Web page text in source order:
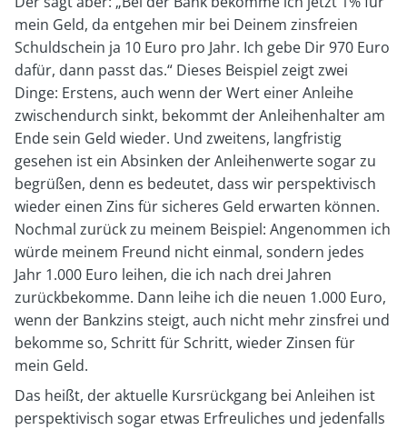
mein Geld, da entgehen mir bei Deinem zinsfreien
Schuldschein ja 10 Euro pro Jahr. Ich gebe Dir 970 Euro
dafür, dann passt das.“ Dieses Beispiel zeigt zwei
Dinge: Erstens, auch wenn der Wert einer Anleihe
zwischendurch sinkt, bekommt der Anleihenhalter am
Ende sein Geld wieder. Und zweitens, langfristig
gesehen ist ein Absinken der Anleihenwerte sogar zu
begrüßen, denn es bedeutet, dass wir perspektivisch
wieder einen Zins für sicheres Geld erwarten können.
Nochmal zurück zu meinem Beispiel: Angenommen ich
würde meinem Freund nicht einmal, sondern jedes
Jahr 1.000 Euro leihen, die ich nach drei Jahren
zurückbekomme. Dann leihe ich die neuen 1.000 Euro,
wenn der Bankzins steigt, auch nicht mehr zinsfrei und
bekomme so, Schritt für Schritt, wieder Zinsen für
mein Geld.
Das heißt, der aktuelle Kursrückgang bei Anleihen ist
perspektivisch sogar etwas Erfreuliches und jedenfalls